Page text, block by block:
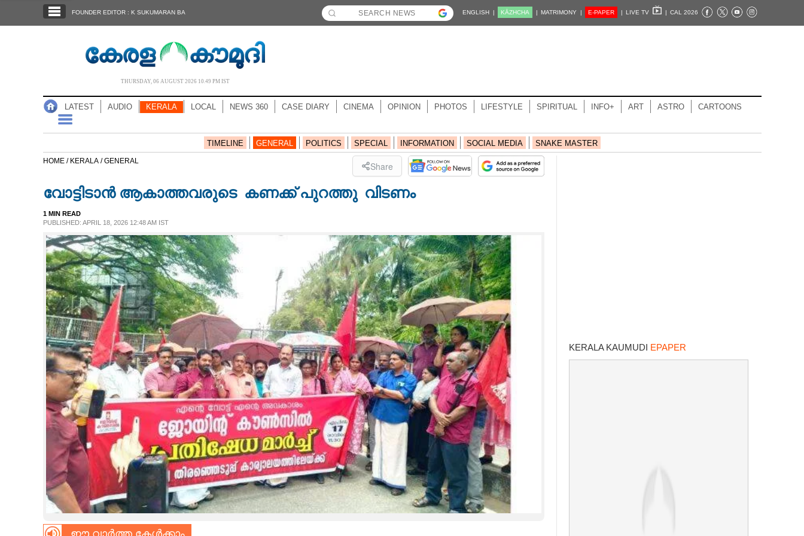
NOTIFIED NEWS
CASE DIARY
LIFESTYLE
FOUNDER EDITOR : K SUKUMARAN BA ENGLISH | KĀZHCHA | MATRIMONY | E-PAPER | LIVE TV | CAL 2026
THURSDAY, 06 AUGUST 2026 10.49 PM IST
LATEST AUDIO KERALA LOCAL NEWS 360 CASE DIARY CINEMA OPINION PHOTOS LIFESTYLE SPIRITUAL INFO+ ART ASTRO CARTOONS
TIMELINE GENERAL POLITICS SPECIAL INFORMATION SOCIAL MEDIA SNAKE MASTER
HOME / KERALA /GENERAL Share
വോ​ട്ടി​ടാ​ൻ ആകാത്തവരുടെ ക​ണ​ക്ക് ​പു​റ​ത്തു വി​ട​ണം​
1 MIN READ
PUBLISHED: APRIL 18, 2026 12:48 AM IST
ഈ വാർത്ത കേൾക്കാം
KERALA KAUMUDI EPAPER